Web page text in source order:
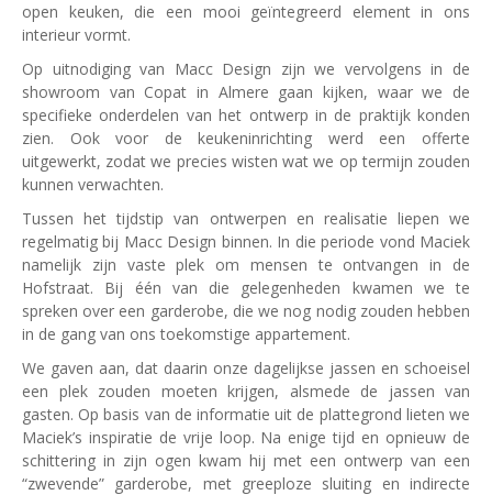
open keuken, die een mooi geïntegreerd element in ons
interieur vormt.
Op uitnodiging van Macc Design zijn we vervolgens in de
showroom van Copat in Almere gaan kijken, waar we de
specifieke onderdelen van het ontwerp in de praktijk konden
zien. Ook voor de keukeninrichting werd een offerte
uitgewerkt, zodat we precies wisten wat we op termijn zouden
kunnen verwachten.
Tussen het tijdstip van ontwerpen en realisatie liepen we
regelmatig bij Macc Design binnen. In die periode vond Maciek
namelijk zijn vaste plek om mensen te ontvangen in de
Hofstraat. Bij één van die gelegenheden kwamen we te
spreken over een garderobe, die we nog nodig zouden hebben
in de gang van ons toekomstige appartement.
We gaven aan, dat daarin onze dagelijkse jassen en schoeisel
een plek zouden moeten krijgen, alsmede de jassen van
gasten. Op basis van de informatie uit de plattegrond lieten we
Maciek’s inspiratie de vrije loop. Na enige tijd en opnieuw de
schittering in zijn ogen kwam hij met een ontwerp van een
“zwevende” garderobe, met greeploze sluiting en indirecte